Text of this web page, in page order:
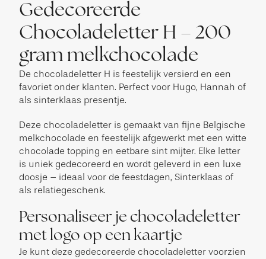
Gedecoreerde
Chocoladeletter H – 200
gram melkchocolade
De chocoladeletter H is feestelijk versierd en een
favoriet onder klanten. Perfect voor Hugo, Hannah of
als sinterklaas presentje.
Deze chocoladeletter is gemaakt van fijne Belgische
melkchocolade en feestelijk afgewerkt met een witte
chocolade topping en eetbare sint mijter. Elke letter
is uniek gedecoreerd en wordt geleverd in een luxe
doosje – ideaal voor de feestdagen, Sinterklaas of
als relatiegeschenk.
Personaliseer je chocoladeletter
met logo op een kaartje
Je kunt deze gedecoreerde chocoladeletter voorzien